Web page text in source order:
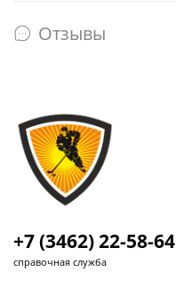
Отзывы
+7 (3462) 22-58-64
справочная служба